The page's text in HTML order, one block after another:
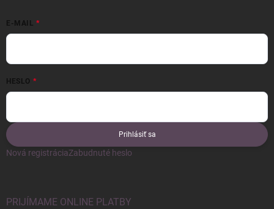
E-MAIL
HESLO
Prihlásiť sa
Nová registráciaZabudnuté heslo
PRIJÍMAME ONLINE PLATBY